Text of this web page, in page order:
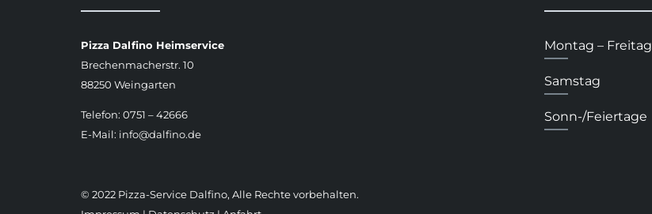
Pizza Dalfino Heimservice
Brechenmacherstr. 10
88250 Weingarten
Telefon: 0751 – 42666
E-Mail: info@dalfino.de
© 2022 Pizza-Service Dalfino, Alle Rechte vorbehalten.
Montag – Freitag
Samstag
Sonn-/Feiertage